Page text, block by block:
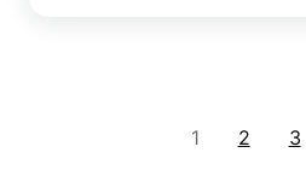
1 2 3